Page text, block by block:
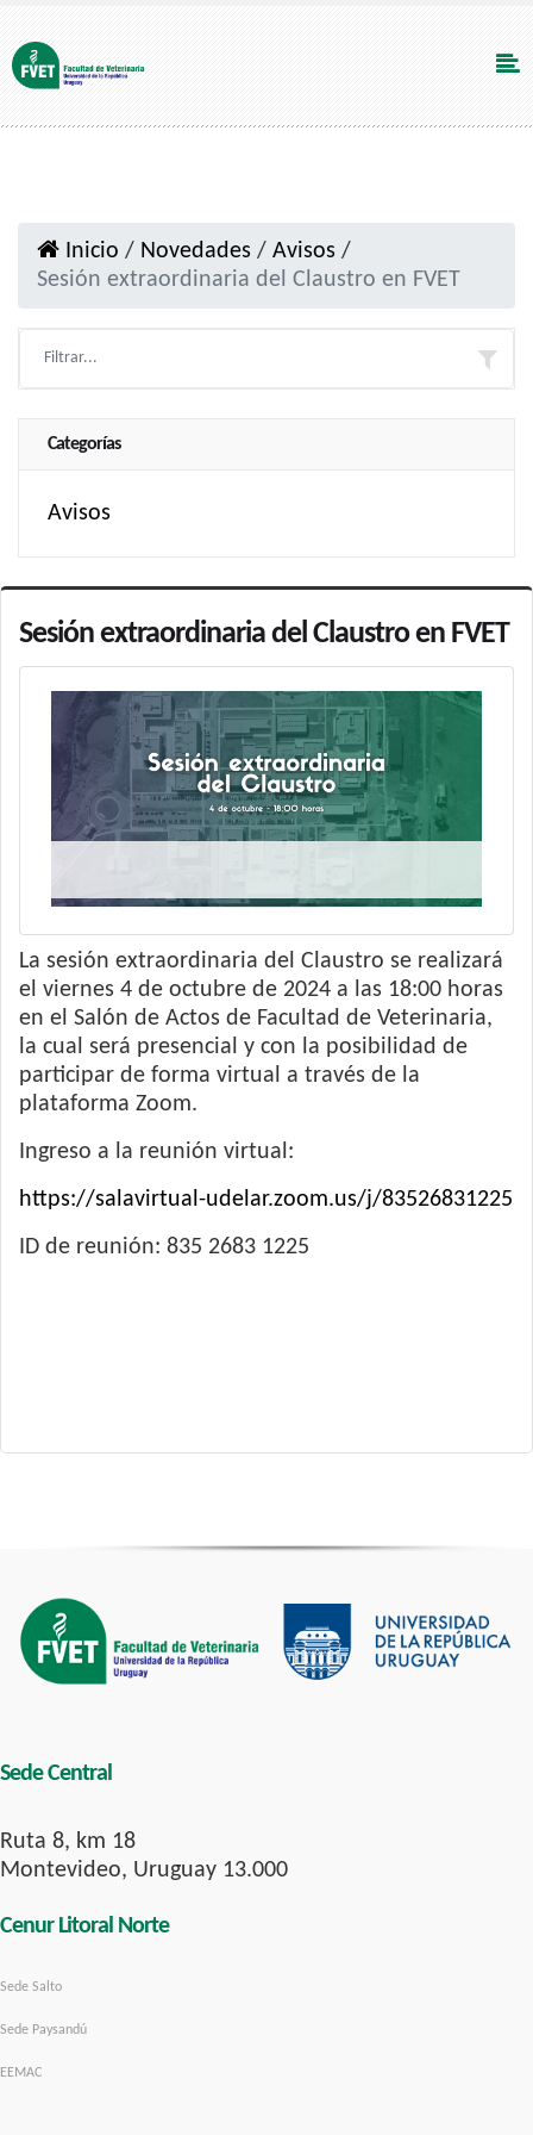
Inicio / Novedades / Avisos /
Sesión extraordinaria del Claustro en FVET
Categorías
Avisos
Sesión extraordinaria del Claustro en FVET
La sesión extraordinaria del Claustro se realizará
el viernes 4 de octubre de 2024 a las 18:00 horas
en el Salón de Actos de Facultad de Veterinaria,
la cual será presencial y con la posibilidad de
participar de forma virtual a través de la
plataforma Zoom.
Ingreso a la reunión virtual:
https://salavirtual-udelar.zoom.us/j/83526831225
ID de reunión: 835 2683 1225
Sede Central
Ruta 8, km 18
Montevideo, Uruguay 13.000
Cenur Litoral Norte
Sede Salto
Sede Paysandú
EEMAC